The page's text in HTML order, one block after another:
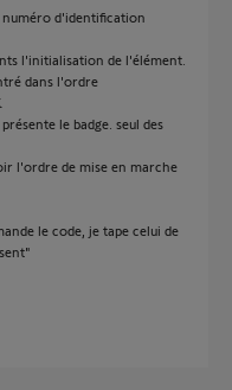
numéro d'identification
l'initialisation de l'élément.
dans l'ordre
le badge. seul des
l'ordre de mise en marche
le code, je tape celui de